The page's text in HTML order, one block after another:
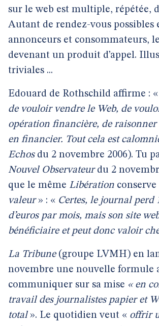
sur le web est multiple, répétée,
Autant de rendez-vous possibles
annonceurs et consommateurs,
devenant un produit d’appel.
triviales ...
Edouard de Rothschild affirme : «
de vouloir vendre le Web, de
opération financière, de
en financier. Tout cela est
Echos du 2 novembre 2006). Tu
Nouvel Observateurdu 2
que le même Libération conserve
valeur» : « Certes, le journal
d’euros par mois, mais son site
bénéficiaire et peut donc valoir
La Tribune(groupe LVMH) en
novembre une nouvelle formule
communiquer sur sa mise « en
travail des journalistes papier et
total». Le quotidien veut « offrir